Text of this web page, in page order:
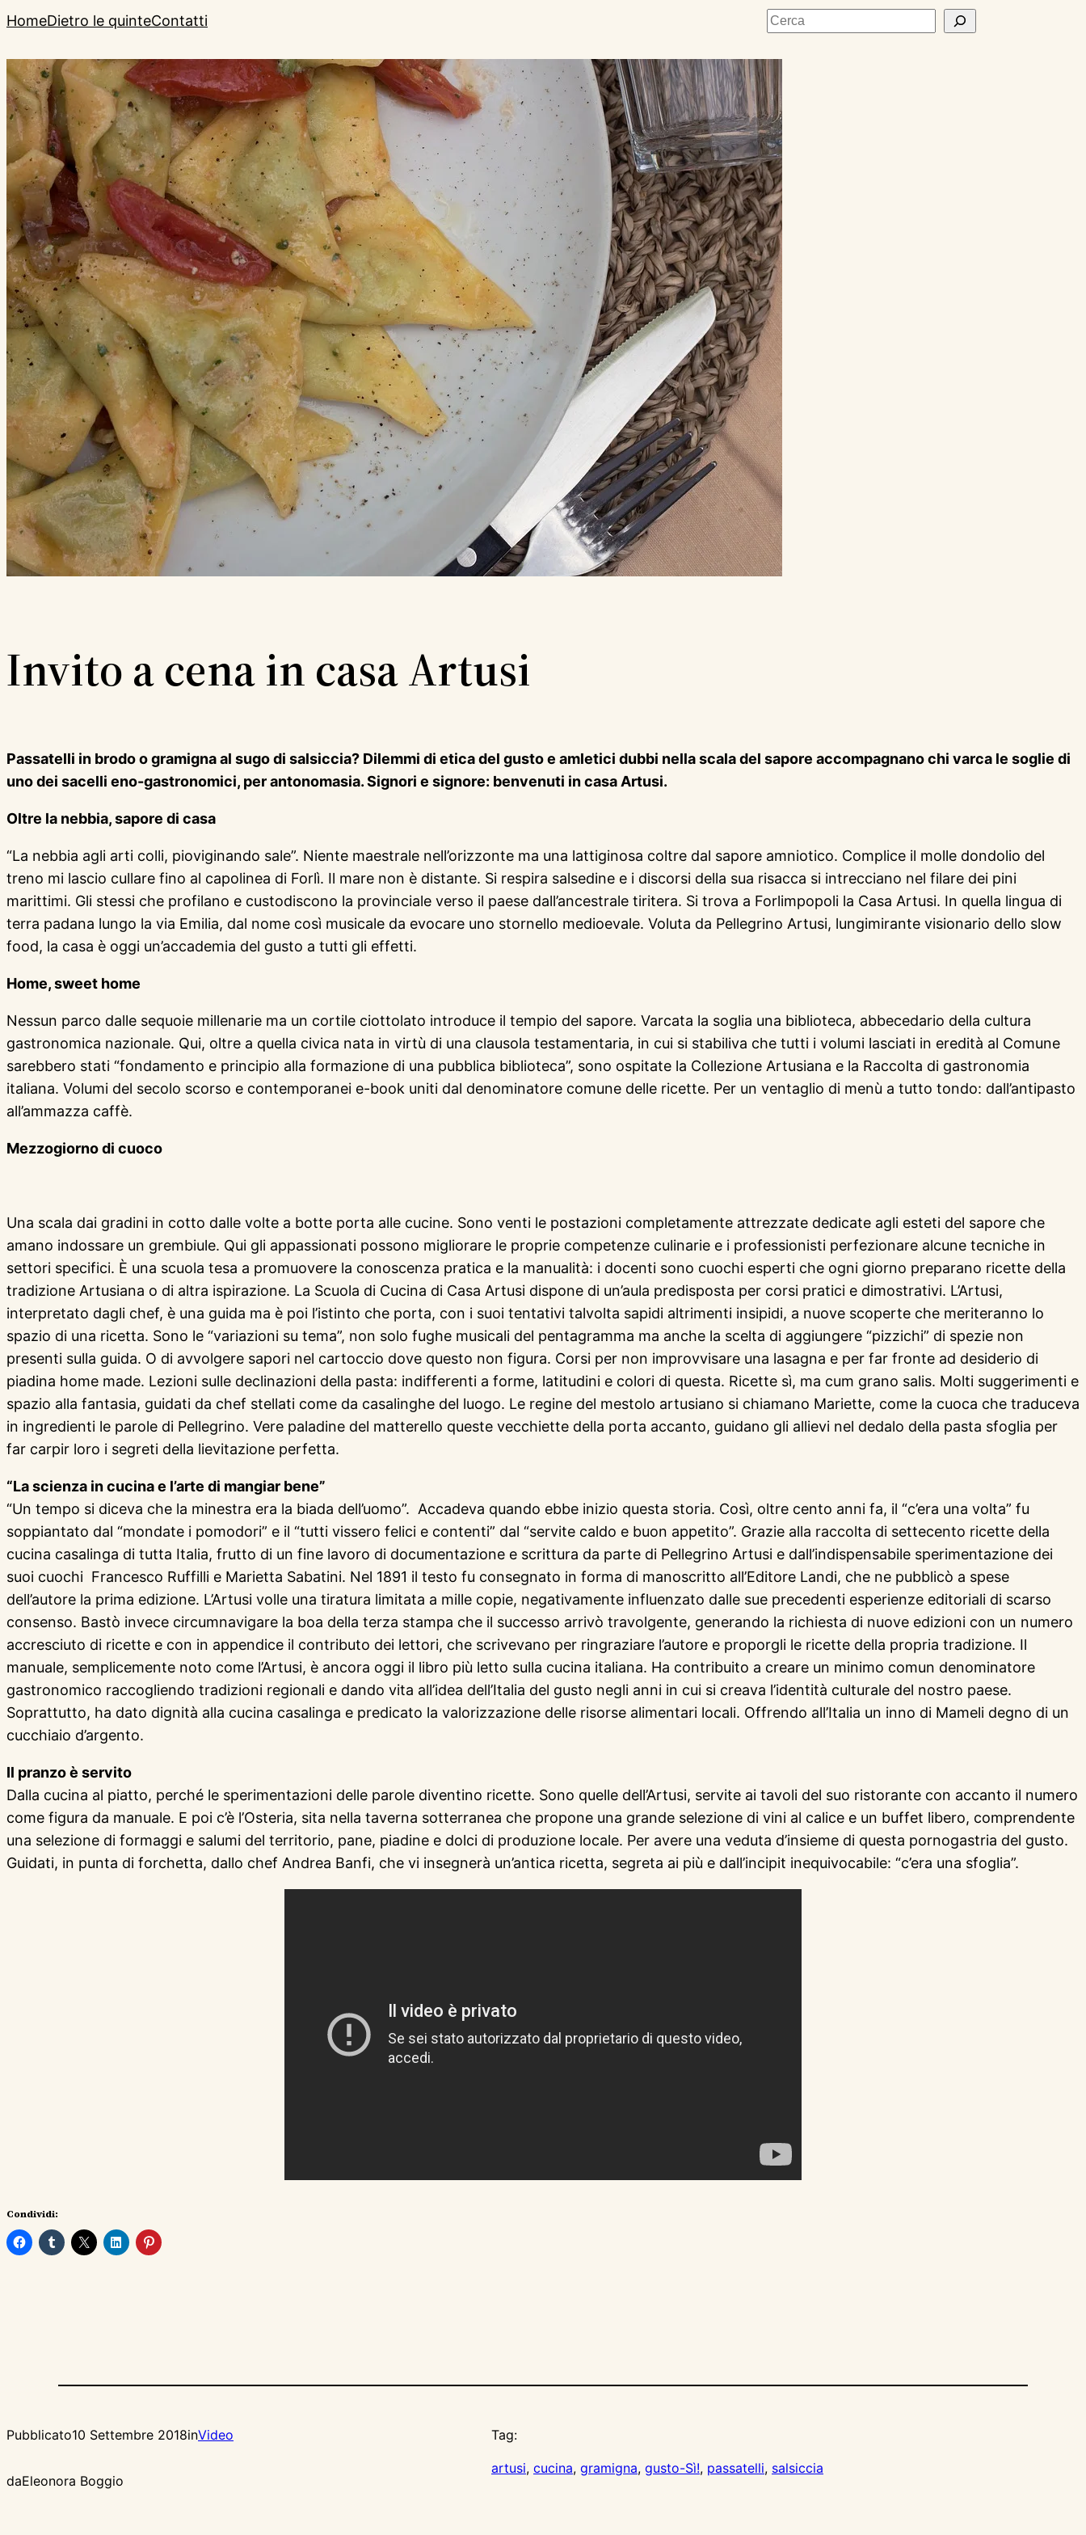
HomeDietro le quinteContatti Cerca
Invito a cena in casa Artusi
Passatelli in brodo o gramigna al sugo di salsiccia? Dilemmi di etica del gusto e amletici dubbi nella scala del sapore accompagnano chi varca le soglie di
uno dei sacelli eno-gastronomici, per antonomasia. Signori e signore: benvenuti in casa Artusi.
Oltre la nebbia, sapore di casa
“La nebbia agli arti colli, pioviginando sale”. Niente maestrale nell’orizzonte ma una lattiginosa coltre dal sapore amniotico. Complice il molle dondolio del
treno mi lascio cullare fino al capolinea di Forlì. Il mare non è distante. Si respira salsedine e i discorsi della sua risacca si intrecciano nel filare dei pini
marittimi. Gli stessi che profilano e custodiscono la provinciale verso il paese dall’ancestrale tiritera. Si trova a Forlimpopoli la Casa Artusi. In quella lingua di
terra padana lungo la via Emilia, dal nome così musicale da evocare uno stornello medioevale. Voluta da Pellegrino Artusi, lungimirante visionario dello slow
food, la casa è oggi un’accademia del gusto a tutti gli effetti.
Home, sweet home
Nessun parco dalle sequoie millenarie ma un cortile ciottolato introduce il tempio del sapore. Varcata la soglia una biblioteca, abbecedario della cultura
gastronomica nazionale. Qui, oltre a quella civica nata in virtù di una clausola testamentaria, in cui si stabiliva che tutti i volumi lasciati in eredità al Comune
sarebbero stati “fondamento e principio alla formazione di una pubblica biblioteca”, sono ospitate la Collezione Artusiana e la Raccolta di gastronomia
italiana. Volumi del secolo scorso e contemporanei e-book uniti dal denominatore comune delle ricette. Per un ventaglio di menù a tutto tondo: dall’antipasto
all’ammazza caffè.
Mezzogiorno di cuoco
Una scala dai gradini in cotto dalle volte a botte porta alle cucine. Sono venti le postazioni completamente attrezzate dedicate agli esteti del sapore che
amano indossare un grembiule. Qui gli appassionati possono migliorare le proprie competenze culinarie e i professionisti perfezionare alcune tecniche in
settori specifici. È una scuola tesa a promuovere la conoscenza pratica e la manualità: i docenti sono cuochi esperti che ogni giorno preparano ricette della
tradizione Artusiana o di altra ispirazione. La Scuola di Cucina di Casa Artusi dispone di un’aula predisposta per corsi pratici e dimostrativi. L’Artusi,
interpretato dagli chef, è una guida ma è poi l’istinto che porta, con i suoi tentativi talvolta sapidi altrimenti insipidi, a nuove scoperte che meriteranno lo
spazio di una ricetta. Sono le “variazioni su tema”, non solo fughe musicali del pentagramma ma anche la scelta di aggiungere “pizzichi” di spezie non
presenti sulla guida. O di avvolgere sapori nel cartoccio dove questo non figura. Corsi per non improvvisare una lasagna e per far fronte ad desiderio di
piadina home made. Lezioni sulle declinazioni della pasta: indifferenti a forme, latitudini e colori di questa. Ricette sì, ma cum grano salis. Molti suggerimenti e
spazio alla fantasia, guidati da chef stellati come da casalinghe del luogo. Le regine del mestolo artusiano si chiamano Mariette, come la cuoca che traduceva
in ingredienti le parole di Pellegrino. Vere paladine del matterello queste vecchiette della porta accanto, guidano gli allievi nel dedalo della pasta sfoglia per
far carpir loro i segreti della lievitazione perfetta.
“La scienza in cucina e l’arte di mangiar bene”
“Un tempo si diceva che la minestra era la biada dell’uomo”. Accadeva quando ebbe inizio questa storia. Così, oltre cento anni fa, il “c’era una volta” fu
soppiantato dal “mondate i pomodori” e il “tutti vissero felici e contenti” dal “servite caldo e buon appetito”. Grazie alla raccolta di settecento ricette della
cucina casalinga di tutta Italia, frutto di un fine lavoro di documentazione e scrittura da parte di Pellegrino Artusi e dall’indispensabile sperimentazione dei
suoi cuochi Francesco Ruffilli e Marietta Sabatini. Nel 1891 il testo fu consegnato in forma di manoscritto all’Editore Landi, che ne pubblicò a spese
dell’autore la prima edizione. L’Artusi volle una tiratura limitata a mille copie, negativamente influenzato dalle sue precedenti esperienze editoriali di scarso
consenso. Bastò invece circumnavigare la boa della terza stampa che il successo arrivò travolgente, generando la richiesta di nuove edizioni con un numero
accresciuto di ricette e con in appendice il contributo dei lettori, che scrivevano per ringraziare l’autore e proporgli le ricette della propria tradizione. Il
manuale, semplicemente noto come l’Artusi, è ancora oggi il libro più letto sulla cucina italiana. Ha contribuito a creare un minimo comun denominatore
gastronomico raccogliendo tradizioni regionali e dando vita all’idea dell’Italia del gusto negli anni in cui si creava l’identità culturale del nostro paese.
Soprattutto, ha dato dignità alla cucina casalinga e predicato la valorizzazione delle risorse alimentari locali. Offrendo all’Italia un inno di Mameli degno di un
cucchiaio d’argento.
Il pranzo è servito
Dalla cucina al piatto, perché le sperimentazioni delle parole diventino ricette. Sono quelle dell’Artusi, servite ai tavoli del suo ristorante con accanto il numero
come figura da manuale. E poi c’è l’Osteria, sita nella taverna sotterranea che propone una grande selezione di vini al calice e un buffet libero, comprendente
una selezione di formaggi e salumi del territorio, pane, piadine e dolci di produzione locale. Per avere una veduta d’insieme di questa pornogastria del gusto.
Guidati, in punta di forchetta, dallo chef Andrea Banfi, che vi insegnerà un’antica ricetta, segreta ai più e dall’incipit inequivocabile: “c’era una sfoglia”.
Condividi:
Pubblicato10 Settembre 2018inVideo
daEleonora Boggio
Tag:
artusi, cucina, gramigna, gusto-Sì!, passatelli, salsiccia